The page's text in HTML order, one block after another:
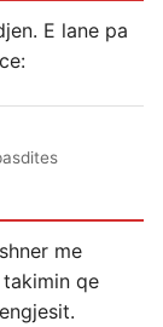
E lane pa
me
qe